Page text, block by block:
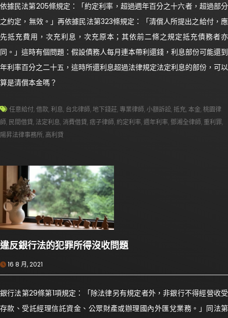
依據民法第205條規定：「約定利率，超過週年百分之十六者，超過部分
之約定，無效。」再依據民法第323條規定：「清償人所提出之給付，應
先抵充費用，次充利息，次充原本；其依前二條之規定抵充債務者亦
同。」這時有個問題：假設債務人每月連本帶利還錢，利息部份可能還到
年利率百分之二十五，這時所還利息超過法律規定法定利息的部份，可以
算是清償本金嗎？
任意給付,借款,利息, 台北律師,地下錢莊,專業律師,小額訴訟,抵充, 本金,桃園律
師, 民間借貸, 法定利息,消費借貸,痞子律師, 約定利率,週年利率, 鄧湘全律師, 重利罪,
陽昇法律事務所, 高利貸
違反銀行法的犯罪所得沒收問題
16 8 月, 2021
銀行法第29條第1項規定：「除法律另有規定者外，非銀行不得經營收受
存款、受託經理信託資金、公眾財產或辦理國內外匯兌業務。」同法第